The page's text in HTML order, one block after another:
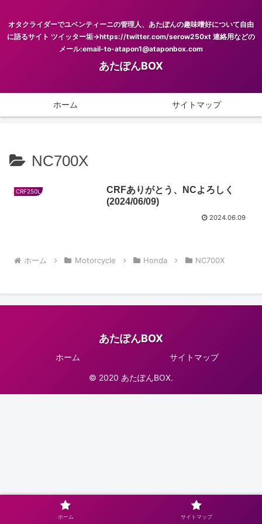
オタクライダーでユベンティーニの管理人、あたぽんの趣味嗜好について自由
に語るサイト ツイッター垢→https://twitter.com/serow250xt 連絡用などの
メール:email-to-atapon1@ataponbox.com
あたぽんBOX
ホーム サイトマップ
NC700X
CRF250L
CRFありがとう、NCよろしく
(2024/06/09)
2024.06.09
ホーム Motorcycle Honda NC700X
あたぽんBOX
ホーム サイトマップ
© 2020 あたぽんBOX.
ホーム サイトマップ